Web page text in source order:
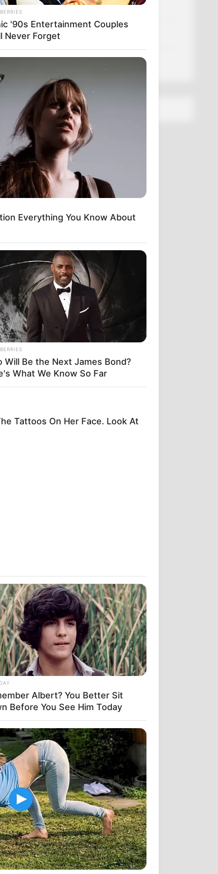
в
[wp-rss-aggregator id="2"]
'90s Entertainment Couples
Never Forget
Everything You Know About
Will Be the Next James Bond?
What We Know So Far
Tattoos On Her Face. Look At
Albert? You Better Sit
Before You See Him Today